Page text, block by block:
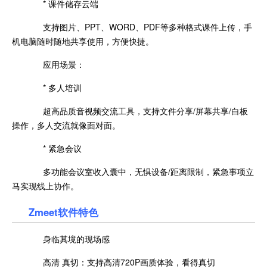
* 课件储存云端
支持图片、PPT、WORD、PDF等多种格式课件上传，手
机电脑随时随地共享使用，方便快捷。
应用场景：
* 多人培训
超高品质音视频交流工具，支持文件分享/屏幕共享/白板
操作，多人交流就像面对面。
* 紧急会议
多功能会议室收入囊中，无惧设备/距离限制，紧急事项立
马实现线上协作。
Zmeet软件特色
身临其境的现场感
高清 真切：支持高清720P画质体验，看得真切